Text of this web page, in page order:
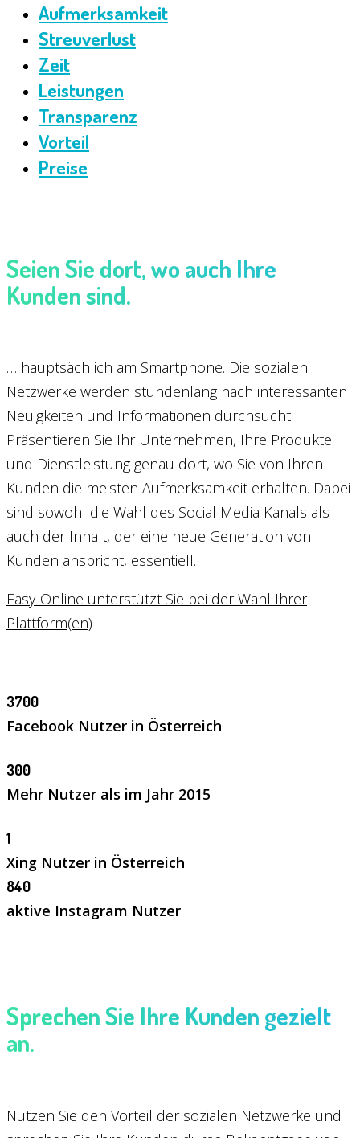
Aufmerksamkeit
Streuverlust
Zeit
Leistungen
Transparenz
Vorteil
Preise
Seien Sie dort, wo auch Ihre
Kunden sind.
… hauptsächlich am Smartphone. Die sozialen
Netzwerke werden stundenlang nach interessanten
Neuigkeiten und Informationen durchsucht.
Präsentieren Sie Ihr Unternehmen, Ihre Produkte
und Dienstleistung genau dort, wo Sie von Ihren
Kunden die meisten Aufmerksamkeit erhalten. Dabei
sind sowohl die Wahl des Social Media Kanals als
auch der Inhalt, der eine neue Generation von
Kunden anspricht, essentiell.
Easy-Online unterstützt Sie bei der Wahl Ihrer
Plattform(en)
3700
Facebook Nutzer in Österreich
300
Mehr Nutzer als im Jahr 2015
1
Xing Nutzer in Österreich
840
aktive Instagram Nutzer
Sprechen Sie Ihre Kunden gezielt
an.
Nutzen Sie den Vorteil der sozialen Netzwerke und